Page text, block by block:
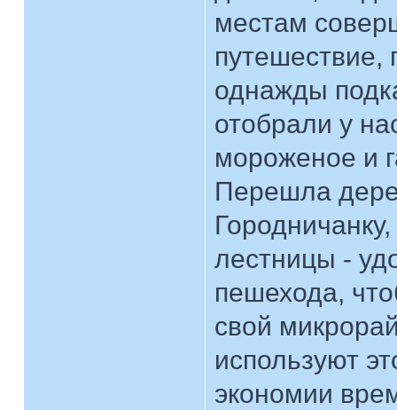
местам
путешествие,
однажды
отобрали у
мороженое и
Перешла
лестницы -
пешехода,
свой
используют
экономии